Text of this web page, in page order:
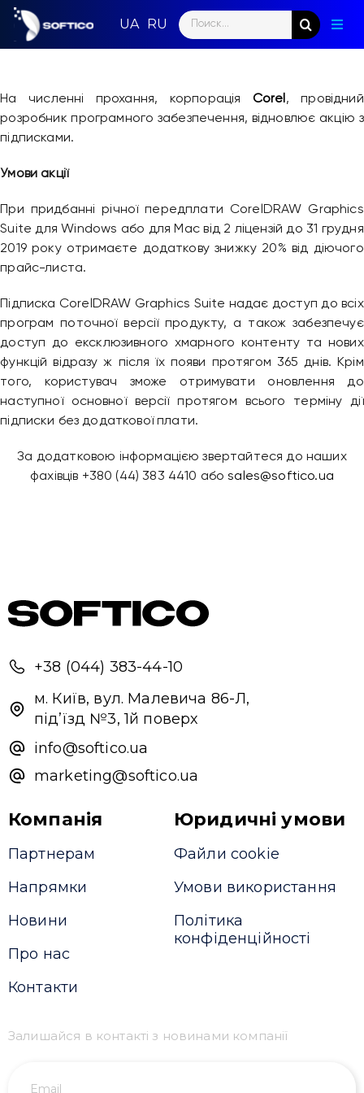
Skip
content
Search
for:
На численні прохання, корпорація Corel , провідний
розробник програмного забезпечення, відновлює акцію з
підписками.
Умови акції
При придбанні річної передплати CorelDRAW Graphics
Suite для Windows або для Mac від 2 ліцензій до 31 грудня
2019 року отримаєте додаткову знижку 20% від діючого
прайс-листа.
Підписка CorelDRAW Graphics Suite надає доступ до всіх
програм поточної версії продукту, а також забезпечує
доступ до ексклюзивного хмарного контенту та нових
функцій відразу ж після їх появи протягом 365 днів. Крім
того, користувач зможе отримувати оновлення до
наступної основної версії протягом всього терміну дії
підписки без додаткової плати.
За додатковою інформацією звертайтеся до наших
фахівців +380 (44) 383 4410 абоsales@softico.ua
+38 (044) 383-44-10
м. Київ, вул. Малевича 86-Л,
під’їзд №3, 1й поверх
info@softico.ua
marketing@softico.ua
Компанія
Партнерам
Напрямки
Новини
Про нас
Контакти
Юридичні умови
Файли cookie
Умови використання
Політика
конфіденційності
Залишайся в контакті з новинами компанії
Ми зазвичай відповідаємо дуже швидко
Надіслати повідомлення